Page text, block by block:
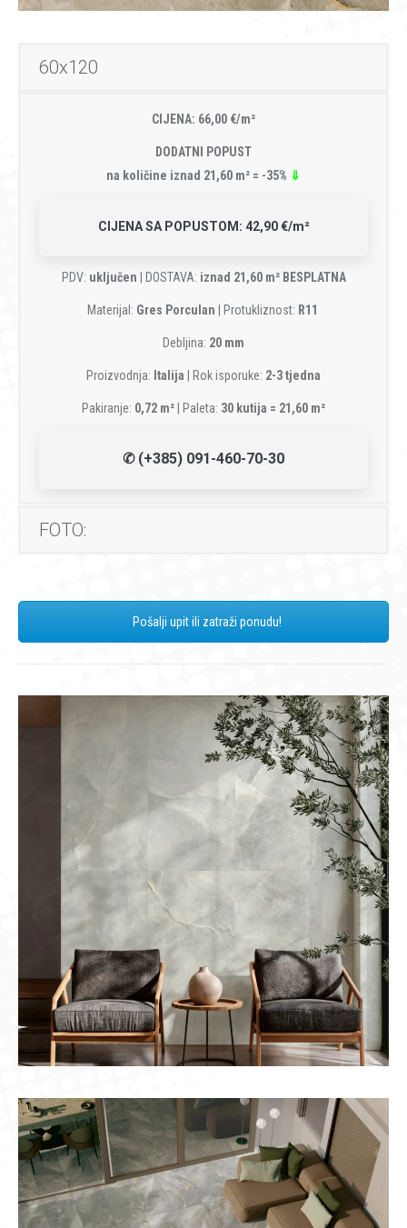
60x120
CIJENA: 66,00 €/m²
DODATNI POPUST
na količine iznad 21,60 m² = -35% ⇓
CIJENA SA POPUSTOM: 42,90 €/m²
PDV: uključen | DOSTAVA: iznad 21,60 m² BESPLATNA
Materijal: Gres Porculan | Protukliznost: R11
Debljina: 20 mm
Proizvodnja: Italija | Rok isporuke: 2-3 tjedna
Pakiranje: 0,72 m²| Paleta: 30 kutija = 21,60 m²
✆ (+385) 091-460-70-30
FOTO:
Pošalji upit ili zatraži ponudu!